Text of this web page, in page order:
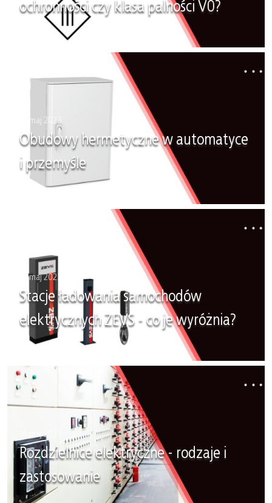
ochronności czy klasa palności V0?
16 maj 2023
Obudowy hermetyczne w automatyce
i przemyśle
16 maj 2023
Stacje ładowania samochodów
elektrycznych ZEVS - co je wyróżnia?
16 maj 2023
Rozdzielnice elektryczne - rodzaje i
zastosowanie